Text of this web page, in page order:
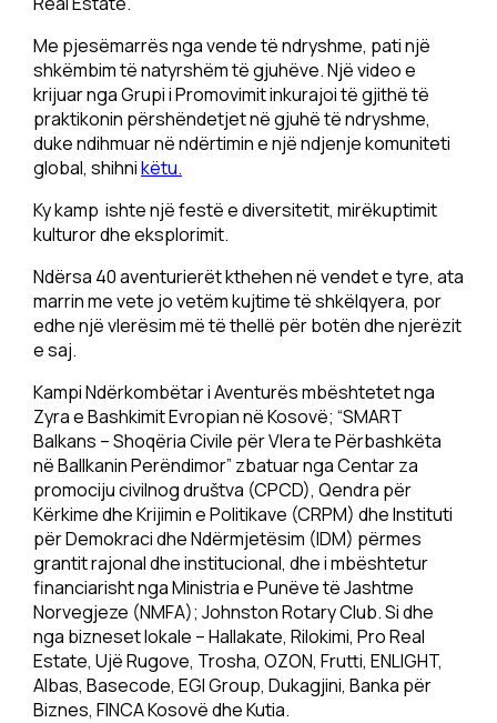
Me pjesëmarrës nga vende të ndryshme, pati një
shkëmbim të natyrshëm të gjuhëve. Një video e
krijuar nga Grupi i Promovimit inkurajoi të gjithë të
praktikonin përshëndetjet në gjuhë të ndryshme,
duke ndihmuar në ndërtimin e një ndjenje komuniteti
global, shihnikëtu.
Ky kamp ishte një festë e diversitetit, mirëkuptimit
kulturor dhe eksplorimit.
Ndërsa 40 aventurierët kthehen në vendet e tyre, ata
marrin me vete jo vetëm kujtime të shkëlqyera, por
edhe një vlerësim më të thellë për botën dhe njerëzit
e saj.
Kampi Ndërkombëtar i Aventurës mbështetet nga
Zyra e Bashkimit Evropian në Kosovë; “SMART
Balkans – Shoqëria Civile për Vlera te Përbashkëta
në Ballkanin Perëndimor” zbatuar nga Centar za
promociju civilnog društva (CPCD), Qendra për
Kërkime dhe Krijimin e Politikave (CRPM) dhe Instituti
për Demokraci dhe Ndërmjetësim (IDM) përmes
grantit rajonal dhe institucional, dhe i mbështetur
financiarisht nga Ministria e Punëve të Jashtme
Norvegjeze (NMFA); Johnston Rotary Club. Si dhe
nga bizneset lokale – Hallakate, Rilokimi, Pro Real
Estate, Ujë Rugove, Trosha, OZON, Frutti, ENLIGHT,
Albas, Basecode, EGI Group, Dukagjini, Banka për
Biznes, FINCA Kosovë dhe Kutia.